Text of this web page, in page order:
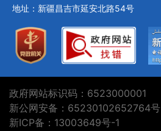
地址：新疆昌吉市延安北路54号
政府网站标识码：6523000001
新公网安备：65230102652764号
新ICP备：13003649号-1